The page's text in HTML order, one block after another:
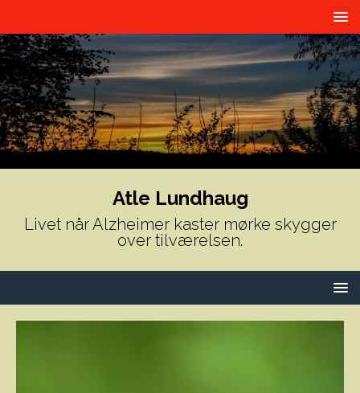
Atle Lundhaug
Livet når Alzheimer kaster mørke skygger
over tilværelsen.